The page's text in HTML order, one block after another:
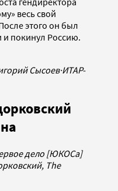
весь свой
этого он был
покинул Россию.
Сысоев·ИТАР-
дело [ЮКОСа]
The